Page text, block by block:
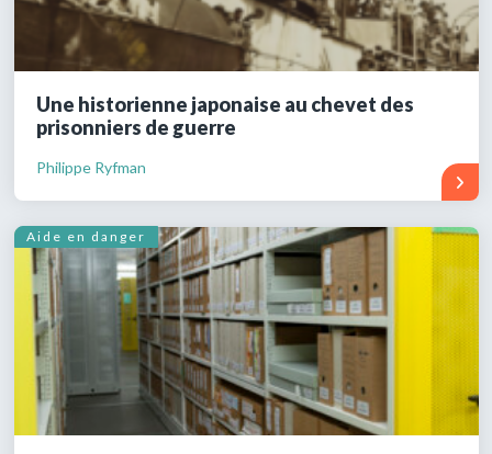
Une historienne japonaise au chevet des
prisonniers de guerre
Philippe Ryfman
Aide en danger